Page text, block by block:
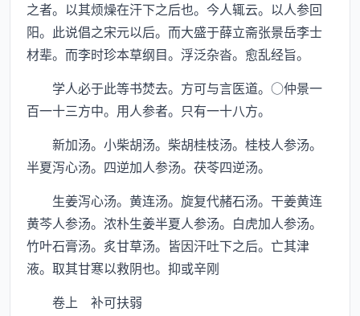
之者。以其烦燥在汗下之后也。今人辄云。以人参回
阳。此说倡之宋元以后。而大盛于薛立斋张景岳李士
材辈。而李时珍本草纲目。浮泛杂沓。愈乱经旨。
学人必于此等书焚去。方可与言医道。○仲景一
百一十三方中。用人参者。只有一十八方。
新加汤。小柴胡汤。柴胡桂枝汤。桂枝人参汤。
半夏泻心汤。四逆加人参汤。茯苓四逆汤。
生姜泻心汤。黄连汤。旋复代赭石汤。干姜黄连
黄芩人参汤。浓朴生姜半夏人参汤。白虎加人参汤。
竹叶石膏汤。炙甘草汤。皆因汗吐下之后。亡其津
液。取其甘寒以救阴也。抑或辛刚
卷上 补可扶弱